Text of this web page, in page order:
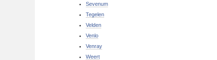
Sevenum
Tegelen
Velden
Venlo
Venray
Weert